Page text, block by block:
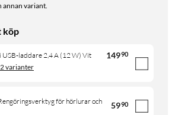
annan variant.
köp
USB-laddare 2,4 A (12 W) Vit 14990
varianter
för hörlurar och
5990